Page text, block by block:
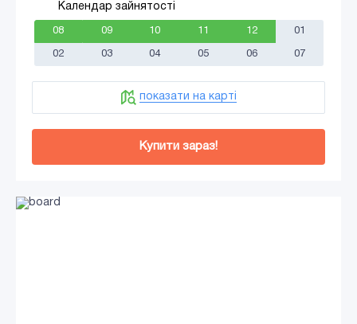
Календар зайнятості
08 09 10 11 12 01
02 03 04 05 06 07
показати на карті
Купити зараз!